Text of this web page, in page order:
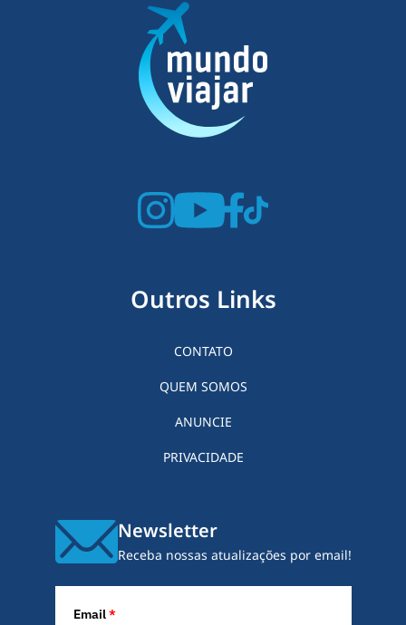
Outros Links
CONTATO
QUEM SOMOS
ANUNCIE
PRIVACIDADE
Newsletter
Receba nossas atualizações por email!
Email*